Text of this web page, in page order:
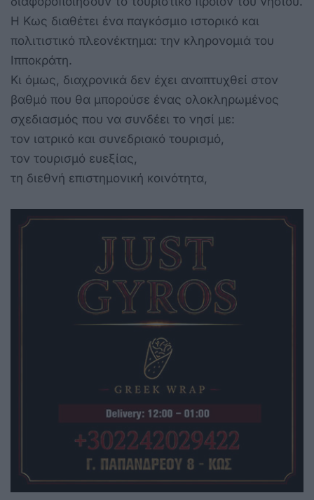
Η Κως διαθέτει ένα παγκόσμιο ιστορικό και
πολιτιστικό πλεονέκτημα: την κληρονομιά του
Ιπποκράτη.
Κι όμως, διαχρονικά δεν έχει αναπτυχθεί στον
βαθμό που θα μπορούσε ένας ολοκληρωμένος
σχεδιασμός που να συνδέει το νησί με:
τον ιατρικό και συνεδριακό τουρισμό,
τον τουρισμό ευεξίας,
τη διεθνή επιστημονική κοινότητα,